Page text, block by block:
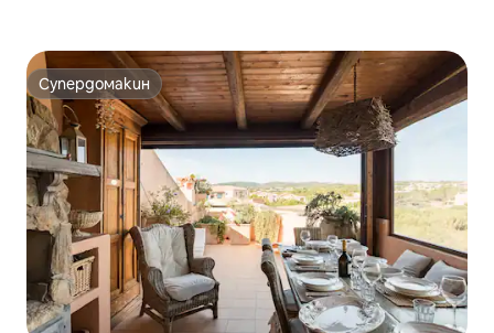
Супердомакин
Супердомакин